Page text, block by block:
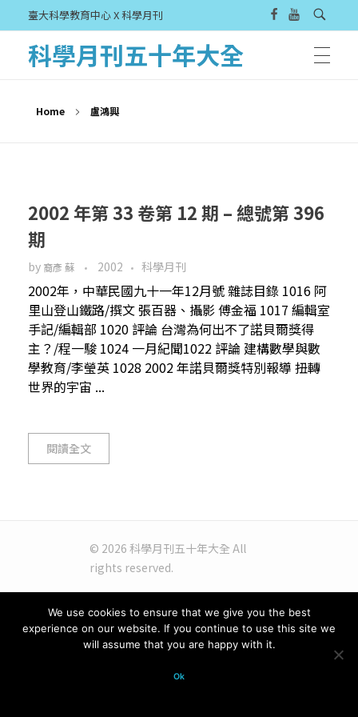
臺大科學教育中心 X 科學月刊
科學月刊五十年大全
Home 盧鴻興
2002 年第 33 卷第 12 期 – 總號第 396
期
by 裔彥 蘇 2002 科學月刊
2002年，中華民國九十一年12月號 雜誌目錄 1016 阿
里山登山鐵路/撰文 張百器、攝影 傅金福 1017 編輯室
手記/編輯部 1020 評論 台灣為何出不了諾貝爾獎得
主？/程一駿 1024 一月紀聞1022 評論 建構數學與數
學教育/李瑩英 1028 2002 年諾貝爾獎特別報導 扭轉
世界的宇宙 ...
閱讀全文
© 2026 科學月刊五十年大全 All
rights reserved.
We use cookies to ensure that we give you the best
experience on our website. If you continue to use this site we
will assume that you are happy with it.
Ok